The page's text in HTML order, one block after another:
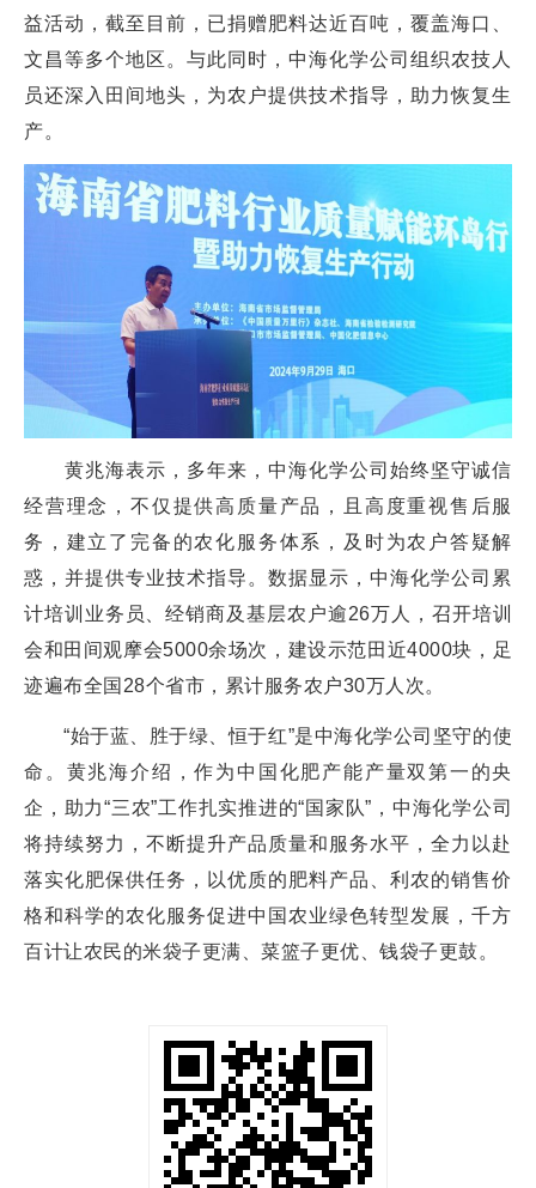
益活动，截至目前，已捐赠肥料达近百吨，覆盖海口、
文昌等多个地区。与此同时，中海化学公司组织农技人
员还深入田间地头，为农户提供技术指导，助力恢复生
产。
黄兆海表示，多年来，中海化学公司始终坚守诚信
经营理念，不仅提供高质量产品，且高度重视售后服
务，建立了完备的农化服务体系，及时为农户答疑解
惑，并提供专业技术指导。数据显示，中海化学公司累
计培训业务员、经销商及基层农户逾26万人，召开培训
会和田间观摩会5000余场次，建设示范田近4000块，足
迹遍布全国28个省市，累计服务农户30万人次。
“始于蓝、胜于绿、恒于红”是中海化学公司坚守的使
命。黄兆海介绍，作为中国化肥产能产量双第一的央
企，助力“三农”工作扎实推进的“国家队”，中海化学公司
将持续努力，不断提升产品质量和服务水平，全力以赴
落实化肥保供任务，以优质的肥料产品、利农的销售价
格和科学的农化服务促进中国农业绿色转型发展，千方
百计让农民的米袋子更满、菜篮子更优、钱袋子更鼓。